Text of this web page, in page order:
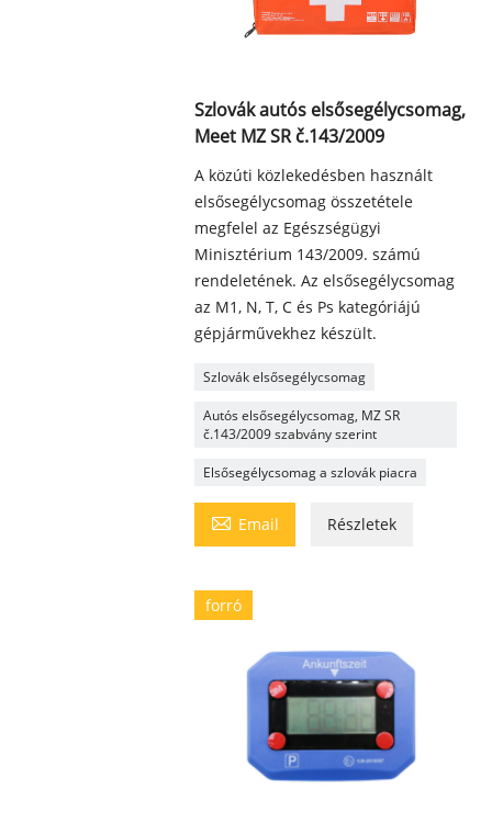
Szlovák autós elsősegélycsomag,
Meet MZ SR č.143/2009
A közúti közlekedésben használt
elsősegélycsomag összetétele
megfelel az Egészségügyi
Minisztérium 143/2009. számú
rendeletének. Az elsősegélycsomag
az M1, N, T, C és Ps kategóriájú
gépjárművekhez készült.
Szlovák elsősegélycsomag
Autós elsősegélycsomag, MZ SR
č.143/2009 szabvány szerint
Elsősegélycsomag a szlovák piacra
 Email Részletek
forró